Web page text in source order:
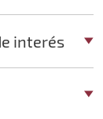
interés